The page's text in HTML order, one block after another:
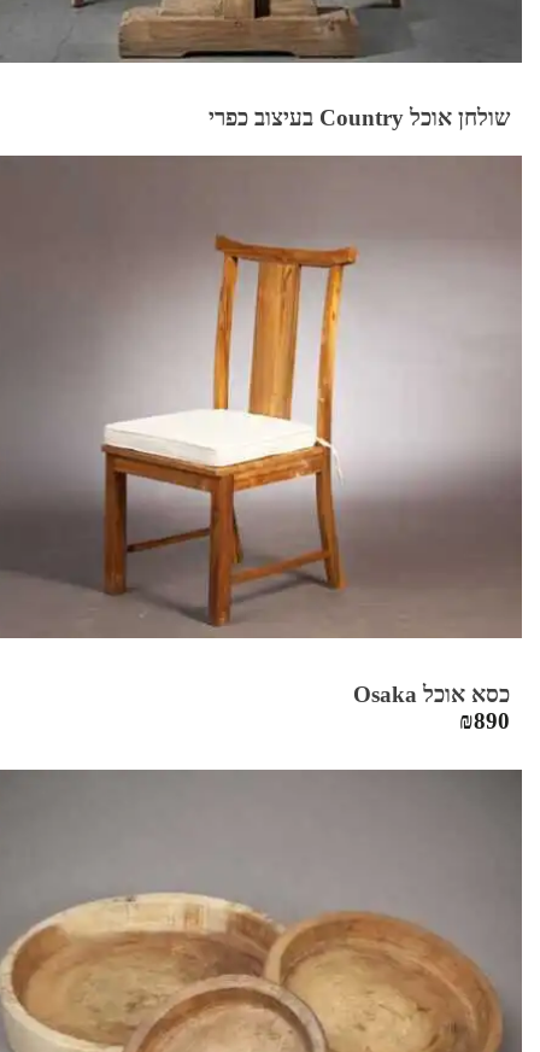
שולחן אוכל Country בעיצוב כפרי
כסא אוכל Osaka
₪890